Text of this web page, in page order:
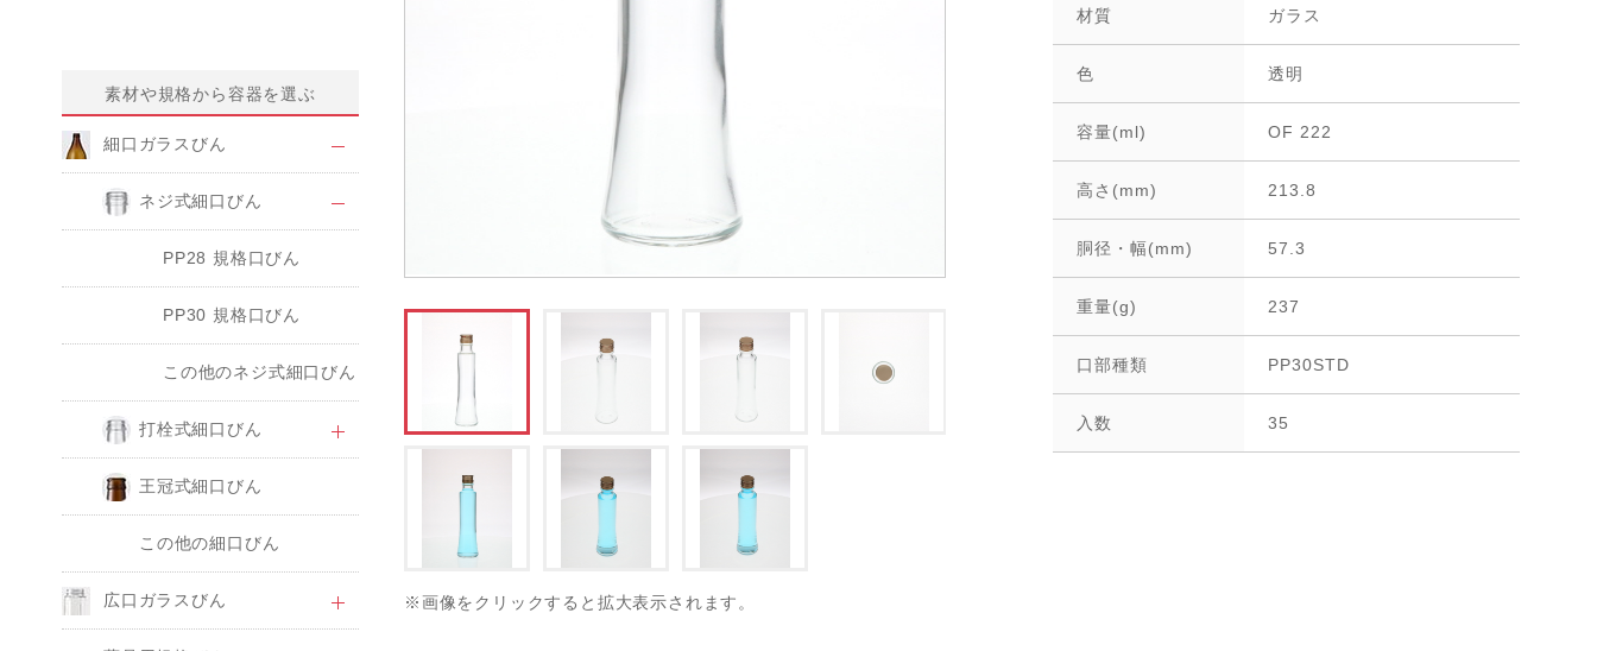
※画像をクリックすると拡大表示されます。
材質 ガラス
色 透明
容量(ml) OF 222
高さ(mm) 213.8
胴径・幅(mm) 57.3
重量(g) 237
口部種類 PP30STD
入数 35
素材や規格から容器を選ぶ
細口ガラスびん
ネジ式細口びん
PP28 規格口びん
PP30 規格口びん
この他のネジ式細口びん
打栓式細口びん
王冠式細口びん
この他の細口びん
広口ガラスびん